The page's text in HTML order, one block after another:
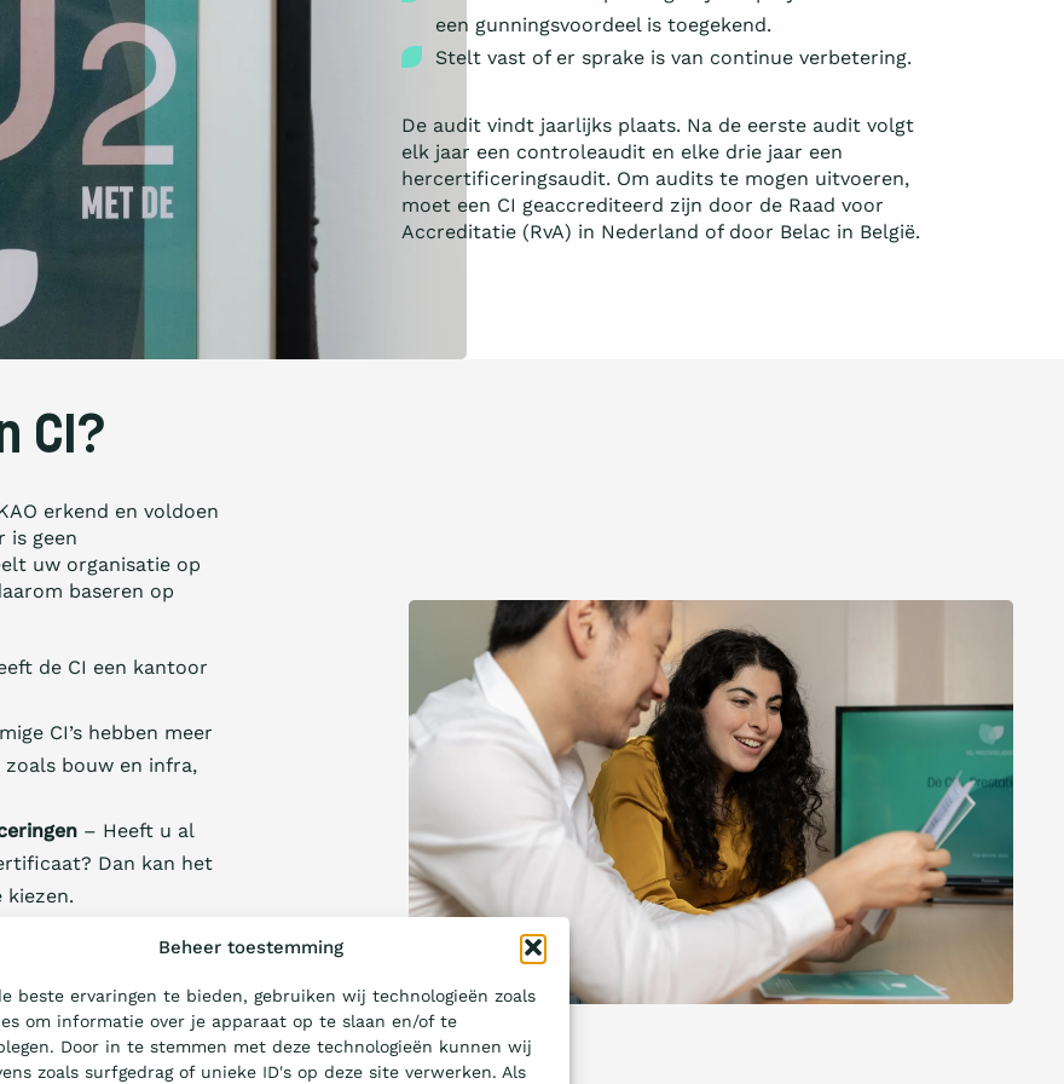
Beheer toestemming
beste ervaringen te bieden, gebruiken wij technologieën zoals
om informatie over je apparaat op te slaan en/of te
Door in te stemmen met deze technologieën kunnen wij
zoals surfgedrag of unieke ID's op deze site verwerken. Als
een gunningsvoordeel is toegekend.
Stelt vast of er sprake is van continue verbetering.
De audit vindt jaarlijks plaats. Na de eerste audit volgt
elk jaar een controleaudit en elke drie jaar een
hercertificeringsaudit. Om audits te mogen uitvoeren,
moet een CI geaccrediteerd zijn door de Raad voor
Accreditatie (RvA) in Nederland of door Belac in België.
CI?
erkend en voldoen
is geen
uw organisatie op
baseren op
de CI een kantoor
CI’s hebben meer
bouw en infra,
– Heeft u al
Dan kan het
CI’s om een
de audit zijn
en het